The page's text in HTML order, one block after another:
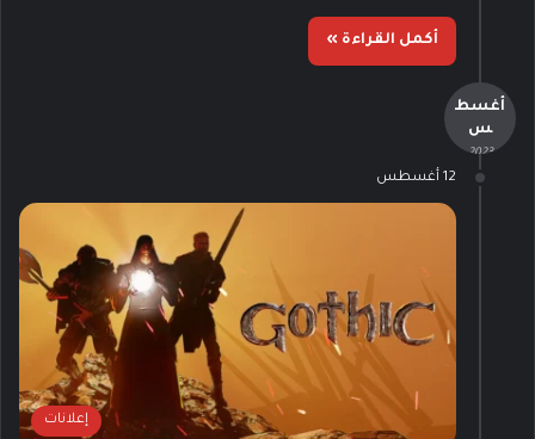
أكمل القراءة »
أغسط
س
- 2023 -
12 أغسطس
إعلانات